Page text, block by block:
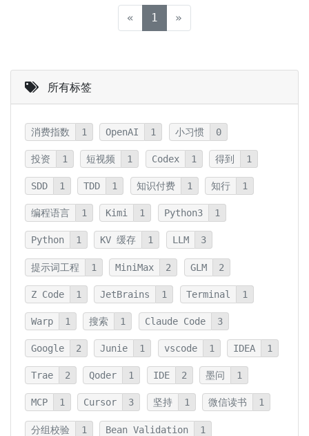
« 1 (current)
»
所有标签
消费指数 1 OpenAI 1 小习惯 0
投资 1 短视频 1 Codex 1 得到 1
SDD 1 TDD 1 知识付费 1 知行 1
编程语言 1 Kimi 1 Python3 1
Python 1 KV 缓存 1 LLM 3
提示词工程 1 MiniMax 2 GLM 2
Z Code 1 JetBrains 1 Terminal 1
Warp 1 搜索 1 Claude Code 3
Google 2 Junie 1 vscode 1 IDEA 1
Trae 2 Qoder 1 IDE 2 墨问 1
MCP 1 Cursor 3 坚持 1 微信读书 1
分组校验 1 Bean Validation 1